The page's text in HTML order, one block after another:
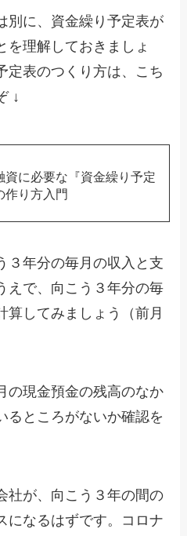
別に、資金繰り予定表が
を理解しておきましょ
定表のつくり方は、こち
↓
資に必要な『資金繰り予定
作り方入門
３年分の毎月の収入と支
えで、向こう３年分の毎
算してみましょう（前月
の現金預金の残高のなか
るところがないか確認を
社が、向こう３年の間の
になるはずです。コロナ